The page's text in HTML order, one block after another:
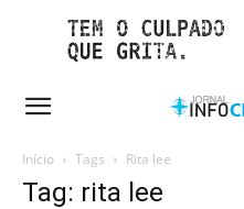
Início Tags Rita lee
Tag: rita lee